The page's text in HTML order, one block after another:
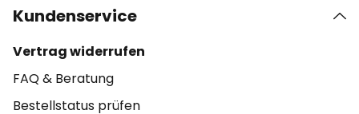
Kundenservice
Vertrag widerrufen
FAQ & Beratung
Bestellstatus prüfen